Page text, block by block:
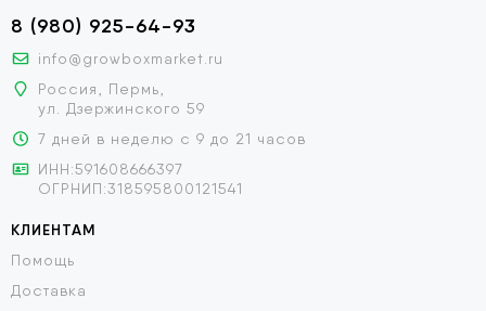
8 (980) 925-64-93
info@growboxmarket.ru
Россия, Пермь,
ул. Дзержинского 59
7 дней в неделю с 9 до 21 часов
ИНН:591608666397
ОГРНИП:318595800121541
КЛИЕНТАМ
Помощь
Доставка